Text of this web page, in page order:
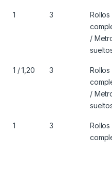
1 3
Rollos
/
1 / 1,20 3
Rollos
/
1 3
Rollos